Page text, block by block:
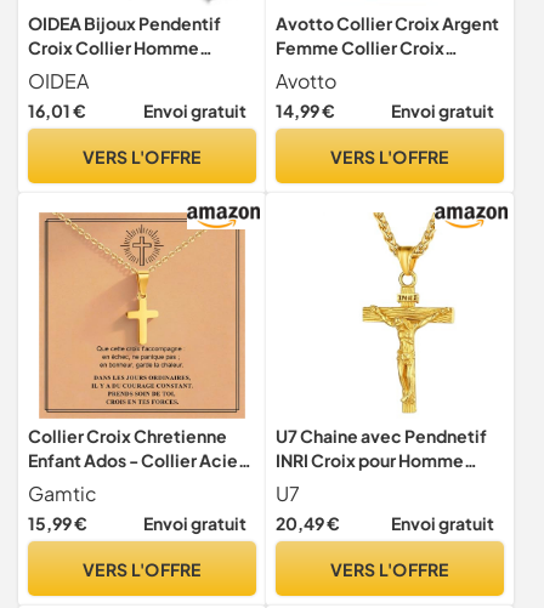
OIDEA Bijoux Pendentif
Croix Collier Homme
Chaîne Mixte Acier
Inoxydable pour Homme et
Femme Avec Sac Cadeau
fete des meres fete des
OIDEA
16,01 € Envoi gratuit
VERS L'OFFRE
Avotto Collier Croix Argent
Femme Collier Croix
Chretienne Silver Cross
Necklace Women
Avotto
14,99 € Envoi gratuit
VERS L'OFFRE
Collier Croix Chretienne
Enfant Ados - Collier Acier
Inoxydable Pendentif Croix
Chaine Réglable Bijoux
Catholique Cadeau Pâques
Confirmation Anniversaire
Gamtic
15,99 € Envoi gratuit
VERS L'OFFRE
U7 Chaine avec Pendnetif
INRI Croix pour Homme
femme Collier doré Croix
Jésus Cross Crucifix
Catholique Chaine Croix
U7
20,49 € Envoi gratuit
VERS L'OFFRE